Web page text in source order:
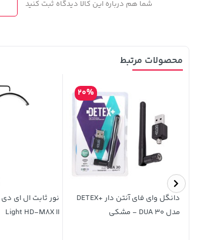
شما هم درباره این کالا دیدگاه ثبت کنید
محصولات مرتبط
دانگل وای فای آنتن دار +DETEX
مدل DUA 30 - مشکی
20%
Light HD-M8X II